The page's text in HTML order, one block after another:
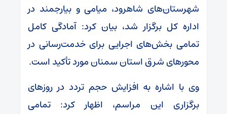
شهرستان‌های شاهرود، میامی و بیارجمند در
اداره کل برگزار شد، بیان کرد: آمادگی کامل
تمامی بخش‌های اجرایی برای خدمت‌رسانی در
محورهای شرق استان سمنان مورد تأکید است.
وی با اشاره به افزایش حجم تردد در روزهای
برگزاری این مراسم، اظهار کرد: تمامی